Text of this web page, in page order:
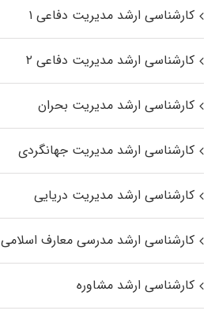
کارشناسی ارشد مدیریت دفاعی ۱
کارشناسی ارشد مدیریت دفاعی ۲
کارشناسی ارشد مدیریت بحران
کارشناسی ارشد مدیریت جهانگردی
کارشناسی ارشد مدیریت دریایی
کارشناسی ارشد مدرسی معارف اسلامی
کارشناسی ارشد مشاوره